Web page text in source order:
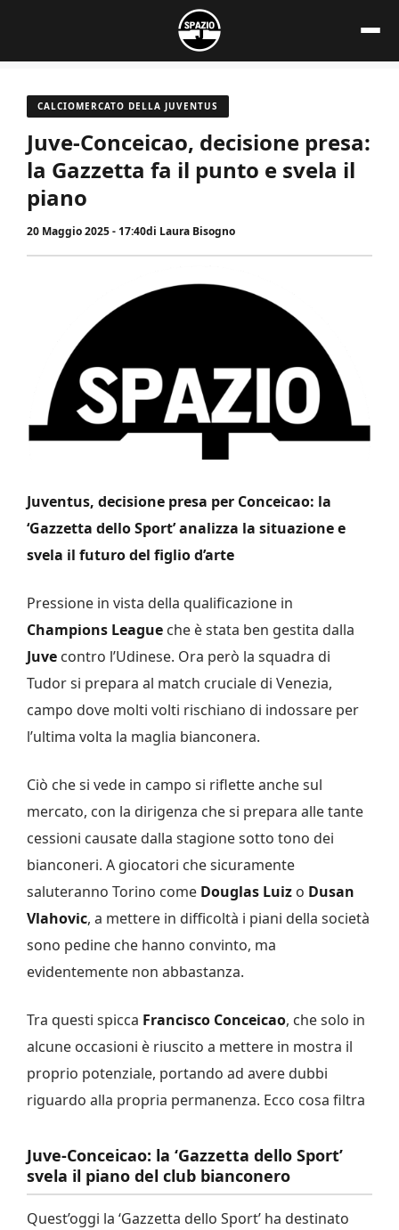
contenuto
CALCIOMERCATO DELLA JUVENTUS
Juve-Conceicao, decisione presa:
la Gazzetta fa il punto e svela il
piano
20 Maggio 2025 - 17:40di Laura Bisogno
Juventus, decisione presa per Conceicao: la
‘Gazzetta dello Sport’ analizza la situazione e
svela il futuro del figlio d’arte
Pressione in vista della qualificazione in
Champions League che è stata ben gestita dalla
Juve contro l’Udinese. Ora però la squadra di
Tudor si prepara al match cruciale di Venezia,
campo dove molti volti rischiano di indossare per
l’ultima volta la maglia bianconera.
Ciò che si vede in campo si riflette anche sul
mercato, con la dirigenza che si prepara alle tante
cessioni causate dalla stagione sotto tono dei
bianconeri. A giocatori che sicuramente
saluteranno Torino come Douglas Luiz o Dusan
Vlahovic, a mettere in difficoltà i piani della società
sono pedine che hanno convinto, ma
evidentemente non abbastanza.
Tra questi spicca Francisco Conceicao, che solo in
alcune occasioni è riuscito a mettere in mostra il
proprio potenziale, portando ad avere dubbi
riguardo alla propria permanenza. Ecco cosa filtra
Juve-Conceicao: la ‘Gazzetta dello Sport’
svela il piano del club bianconero
Quest’oggi la ‘Gazzetta dello Sport’ ha destinato